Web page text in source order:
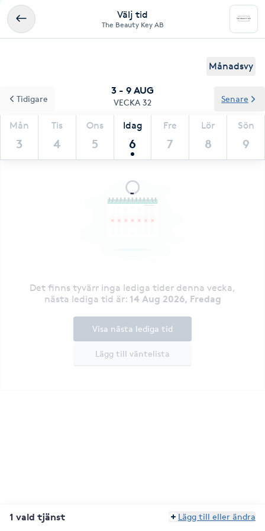
Välj tid
The Beauty Key AB
Månadsvy
3 - 9 AUG
VECKA 32
Mån
3
Tis
4
Ons
5
Idag
6
Fre
7
Lör
8
Sön
9
Tidigare Senare
Det finns tyvärr inga lediga tider denna vecka,
nästa lediga tid är: 14 Aug 2026, Fredag
Lägg till väntelista
Visa nästa lediga tid
1 vald tjänst Lägg till eller ändra